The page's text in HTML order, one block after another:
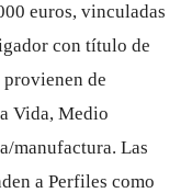
euros, vinculadas
con título de
de
Vida, Medio
manufactura. Las
a Perfiles como